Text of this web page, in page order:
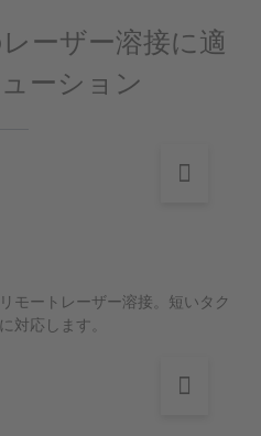
ーザー溶接に適
ーション
モートレーザー溶接。短いタク
対応します。